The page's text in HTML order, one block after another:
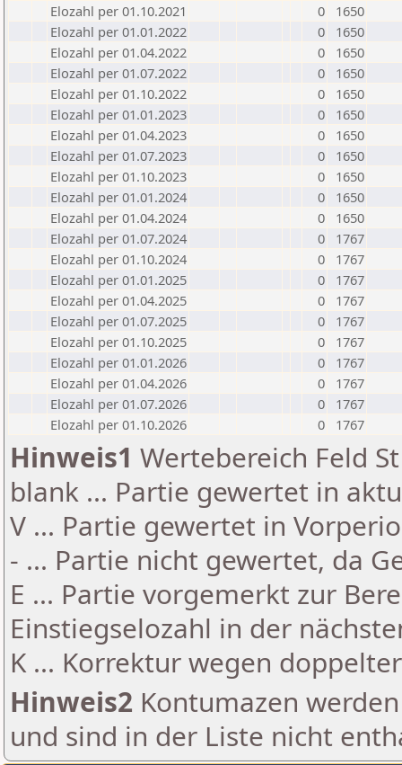
Elozahl per 01.10.2021
0
1650
Elozahl per 01.01.2022
0
1650
Elozahl per 01.04.2022
0
1650
Elozahl per 01.07.2022
0
1650
Elozahl per 01.10.2022
0
1650
Elozahl per 01.01.2023
0
1650
Elozahl per 01.04.2023
0
1650
Elozahl per 01.07.2023
0
1650
Elozahl per 01.10.2023
0
1650
Elozahl per 01.01.2024
0
1650
Elozahl per 01.04.2024
0
1650
Elozahl per 01.07.2024
0
1767
Elozahl per 01.10.2024
0
1767
Elozahl per 01.01.2025
0
1767
Elozahl per 01.04.2025
0
1767
Elozahl per 01.07.2025
0
1767
Elozahl per 01.10.2025
0
1767
Elozahl per 01.01.2026
0
1767
Elozahl per 01.04.2026
0
1767
Elozahl per 01.07.2026
0
1767
Elozahl per 01.10.2026
0 1767
Hinweis1 Wertebereich Feld
blank ... Partie gewertet in
V ... Partie gewertet in
- ... Partie nicht gewertet, da
E ... Partie vorgemerkt zur
Einstiegselozahl in der
K ... Korrektur wegen
Hinweis2 Kontumazen
und sind in der Liste nicht